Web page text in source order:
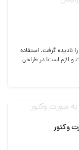
نادیده گرفت. استفاده
و لازم است! در طراحی
وکتور